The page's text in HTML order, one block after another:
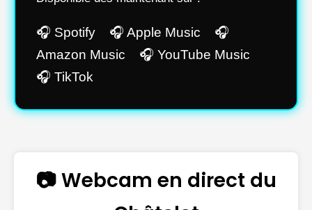
🎧 Spotify 🎧 Apple Music 🎧
Amazon Music 🎧 YouTube Music
🎧 TikTok
📷 Webcam en direct du